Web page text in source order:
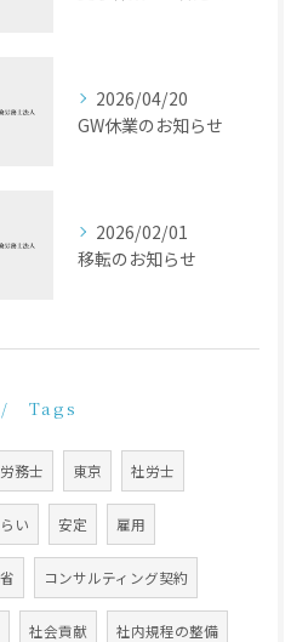
2026/04/20
GW休業のお知らせ
2026/02/01
移転のお知らせ
Tags
務士 東京 社労士
い 安定 雇用
コンサルティング契約
社会貢献 社内規程の整備